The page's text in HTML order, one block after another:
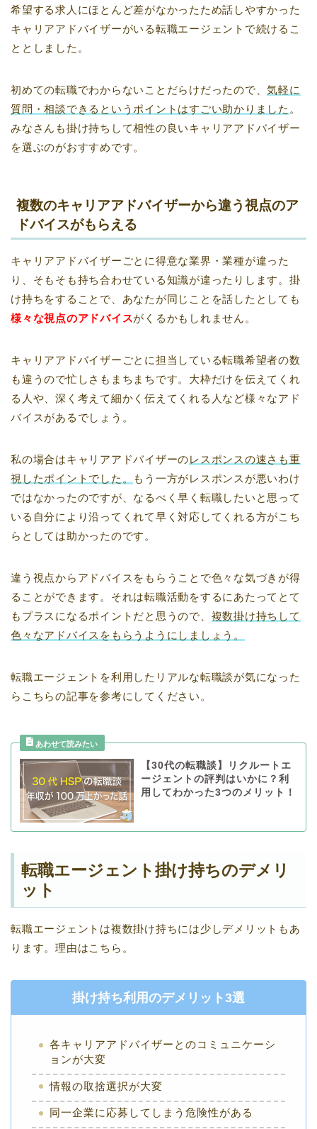
希望する求人にほとんど差がなかったため話しやすかった
キャリアアドバイザーがいる転職エージェントで続けるこ
ととしました。
初めての転職でわからないことだらけだったので、気軽に
質問・相談できるというポイントはすごい助かりました 。
みなさんも掛け持ちして相性の良いキャリアアドバイザー
を選ぶのがおすすめです。
複数のキャリアアドバイザーから違う視点のア
ドバイスがもらえる
キャリアアドバイザーごとに得意な業界・業種が違った
り、そもそも持ち合わせている知識が違ったりします。掛
け持ちをすることで、あなたが同じことを話したとしても
様々な視点のアドバイスがくるかもしれません。
キャリアアドバイザーごとに担当している転職希望者の数
も違うので忙しさもまちまちです。大枠だけを伝えてくれ
る人や、深く考えて細かく伝えてくれる人など様々なアド
バイスがあるでしょう。
私の場合はキャリアアドバイザーのレスポンスの速さも重
視したポイントでした。 もう一方がレスポンスが悪いわけ
ではなかったのですが、なるべく早く転職したいと思って
いる自分により沿ってくれて早く対応してくれる方がこち
らとしては助かったのです。
違う視点からアドバイスをもらうことで色々な気づきが得
ることができます。それは転職活動をするにあたってとて
もプラスになるポイントだと思うので、 複数掛け持ちして
色々なアドバイスをもらうようにしましょう。
転職エージェントを利用したリアルな転職談が気になった
らこちらの記事を参考にしてください。
【30代の転職談】リクルートエ
ージェントの評判はいかに？利
用してわかった3つのメリット！
転職エージェント掛け持ちのデメリ
ット
転職エージェントは複数掛け持ちには少しデメリットもあ
ります。理由はこちら。
掛け持ち利用のデメリット3選
各キャリアアドバイザーとのコミュニケーシ
ョンが大変
情報の取捨選択が大変
同一企業に応募してしまう危険性がある